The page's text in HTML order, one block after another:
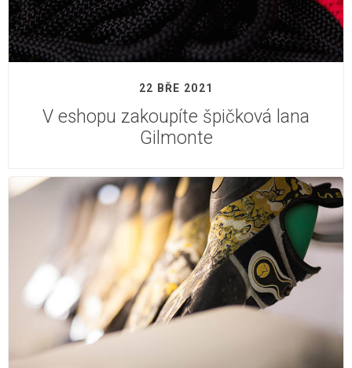
22 BŘE 2021
V eshopu zakoupíte špičková lana
Gilmonte